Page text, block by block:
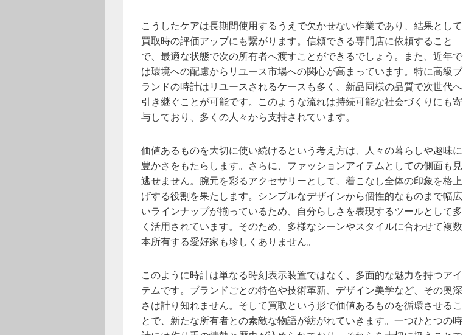
こうしたケアは長期間使用するうえで欠かせない作業であり、結果として
買取時の評価アップにも繋がります。信頼できる専門店に依頼すること
で、最適な状態で次の所有者へ渡すことができるでしょう。また、近年で
は環境への配慮からリユース市場への関心が高まっています。特に高級ブ
ランドの時計はリユースされるケースも多く、新品同様の品質で次世代へ
引き継ぐことが可能です。このような流れは持続可能な社会づくりにも寄
与しており、多くの人々から支持されています。
価値あるものを大切に使い続けるという考え方は、人々の暮らしや趣味に
豊かさをもたらします。さらに、ファッションアイテムとしての側面も見
逃せません。腕元を彩るアクセサリーとして、着こなし全体の印象を格上
げする役割を果たします。シンプルなデザインから個性的なものまで幅広
いラインナップが揃っているため、自分らしさを表現するツールとして多
く活用されています。そのため、多様なシーンやスタイルに合わせて複数
本所有する愛好家も珍しくありません。
このように時計は単なる時刻表示装置ではなく、多面的な魅力を持つアイ
テムです。ブランドごとの特色や技術革新、デザイン美学など、その奥深
さは計り知れません。そして買取という形で価値あるものを循環させるこ
とで、新たな所有者との素敵な物語が紡がれていきます。一つひとつの時